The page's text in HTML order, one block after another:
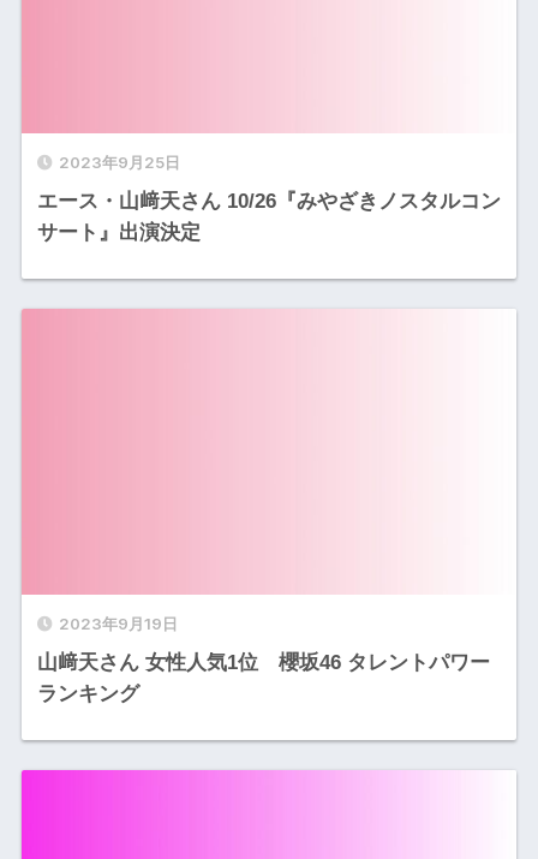
2023年9月25日
エース・山﨑天さん 10/26『みやざきノスタルコン
サート』出演決定
2023年9月19日
山﨑天さん 女性人気1位 櫻坂46 タレントパワー
ランキング